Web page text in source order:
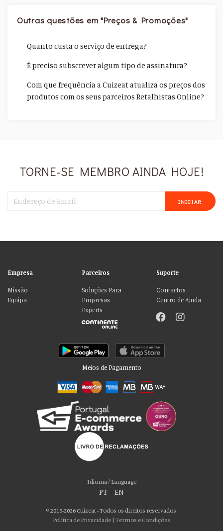
Outras questões em "Preços & Promoções"
Quanto custa o serviço de entrega?
É preciso subscrever algum tipo de assinatura?
Com que frequência a Cuizeat atualiza os preços dos
produtos com os seus parceiros Retalhistas Online?
TORNE-SE MEMBRO AINDA HOJE!
INICIAR
Empresa
Missão
Equipa
Parceiros
Soluções Para
Empresas
Experts
Suporte
Contactos
Centro de Ajuda
Meios de Pagamento
Idioma / Language
PT EN
© 2019-2026 Cuizeat - Todos os direitos reservados.
Política de Privacidade | Termos e Condições
Por favor aceite as nossas deliciosas
Usamos cookies para personalizar conteúdo e anúncios, fornecer recursos
de mídia social e analisar nosso tráfego. Também compartilhamos
social, publicidade e análise, que podem combiná-lo com outras informações
que você forneceu a eles ou que coletaram do uso de seus serviços. Você